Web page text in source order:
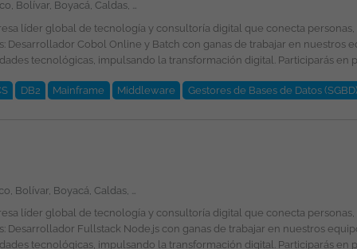
Amazonas, Antioquia, Arauca, Atlántico, Bolívar, Boyacá, Caldas, Caquetá, Casanare, Cauca, Cesar, Chocó, Córdoba, Cundinamarca, Guainía, Guaviare, Huila, La Guajira, Magdalena, Meta, Nariño, Norte de Santander, Putumayo, Quindío, Risaralda, Santander, Sucre, Tolima, Valle del Cauca, Vaupés, Vichada, San Andrés, Providencia y Santa Catalina, Bogotá
de la plantilla y garantizando la igualdad de oportunidades en su
es divulgada a través de ticjob.co
DB2 Mainframe Middleware Gestores de Bases de Datos (SGBD)